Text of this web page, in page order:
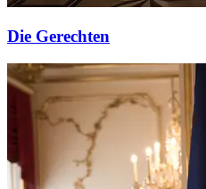
Die Gerechten